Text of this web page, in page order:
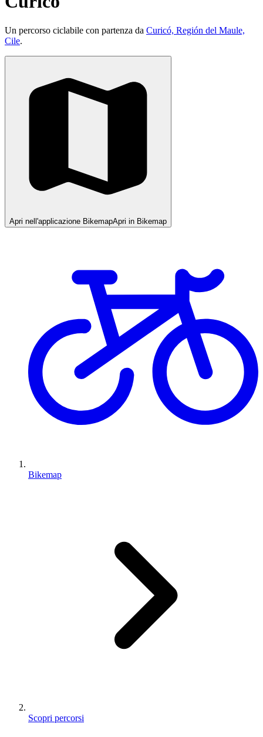
Un percorso ciclabile con partenza da Curicó, Región del Maule,
Cile.
Apri nell'applicazione BikemapApri in Bikemap
Bikemap
Scopri percorsi